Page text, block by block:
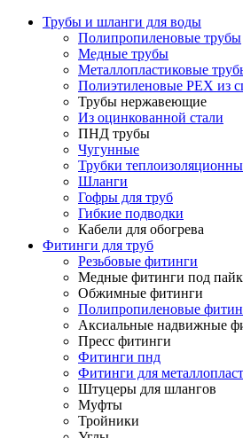
Трубы и шланги для воды
Полипропиленовые трубы
Медные трубы
Металлопластиковые
Полиэтиленовые PEX из
Трубы нержавеющие
Из оцинкованной стали
ПНД трубы
Чугунные
Трубки
Шланги
Гофры для труб
Гибкие подводки
Кабели для обогрева
Фитинги для труб
Резьбовые фитинги
Медные фитинги под
Обжимные фитинги
Полипропиленовые
Аксиальные надвижные
Пресс фитинги
Фитинги пнд
Фитинги для
Штуцеры для шлангов
Муфты
Тройники